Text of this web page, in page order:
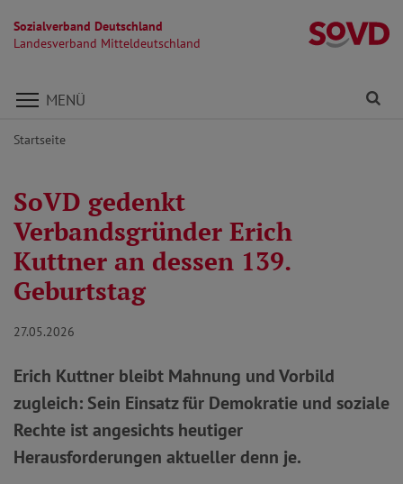
Sozialverband Deutschland
Landesverband Mitteldeutschland
Direkt zu den Inhalten springen
MENÜ
Startseite
SoVD gedenkt
Verbandsgründer Erich
Kuttner an dessen 139.
Geburtstag
27.05.2026
Erich Kuttner bleibt Mahnung und Vorbild
zugleich: Sein Einsatz für Demokratie und soziale
Rechte ist angesichts heutiger
Herausforderungen aktueller denn je.